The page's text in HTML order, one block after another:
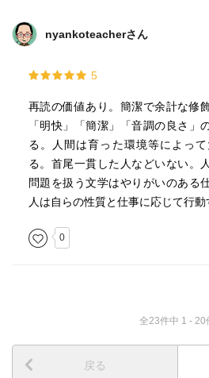
機があるだろうと探すのだ。外見
り、違いが見つからないときには
のある者はインチキを見つける鋭
の存在は容易には認めない。だが
のが、ユーモア感覚を持つために
償であるとしても、価値ある埋め
を笑っていれば、腹を立てないで
教えるから、ユーモア感覚があれ
すくめるのを好む。説教するのは
は無意識的に――意識的であるに
しれないということを常に警戒し
nyankoteacherさん
5
再読の価値あり。簡潔で余計な修
「明快」「簡潔」「音調の良さ」
る。人間は育った環境等によっ
る。首尾一貫した人などいない。
問題を扱う文学はやりがいのある
人は自らの性質と仕事に応じて行動
0
全23件中 1 - 20
戻る